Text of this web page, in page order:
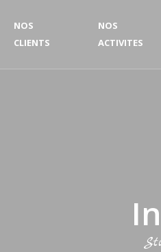
NOS
CLIENTS
NOS
ACTIVITES